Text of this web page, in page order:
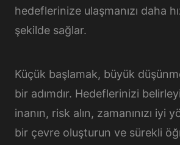
hedeflerinize ulaşmanızı daha
şekilde sağlar.
Küçük başlamak, büyük
bir adımdır. Hedeflerinizi
inanın, risk alın, zamanınızı iyi
bir çevre oluşturun ve sürekli